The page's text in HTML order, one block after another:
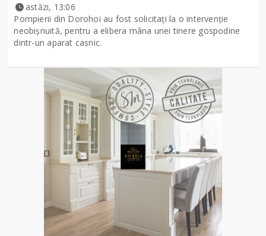
astăzi, 13:06
Pompierii din Dorohoi au fost solicitați la o intervenție
neobișnuită, pentru a elibera mâna unei tinere gospodine
dintr-un aparat casnic.